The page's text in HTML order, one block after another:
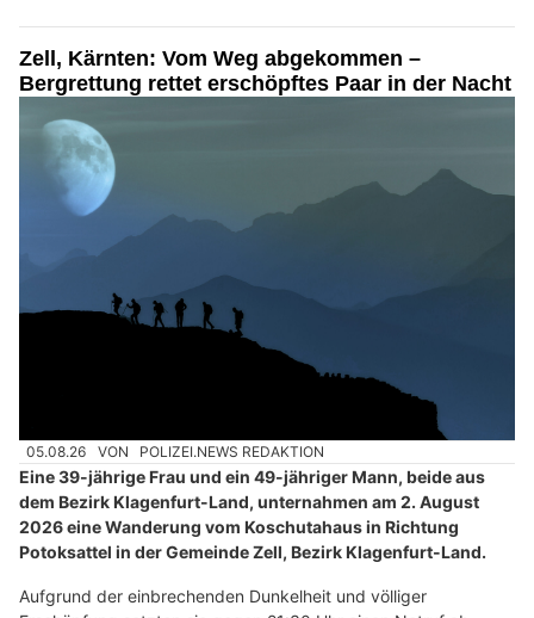
Zell, Kärnten: Vom Weg abgekommen –
Bergrettung rettet erschöpftes Paar in der Nacht
05.08.26 VON POLIZEI.NEWS REDAKTION
Eine 39-jährige Frau und ein 49-jähriger Mann, beide aus
dem Bezirk Klagenfurt-Land, unternahmen am 2. August
2026 eine Wanderung vom Koschutahaus in Richtung
Potoksattel in der Gemeinde Zell, Bezirk Klagenfurt-Land.
Aufgrund der einbrechenden Dunkelheit und völliger